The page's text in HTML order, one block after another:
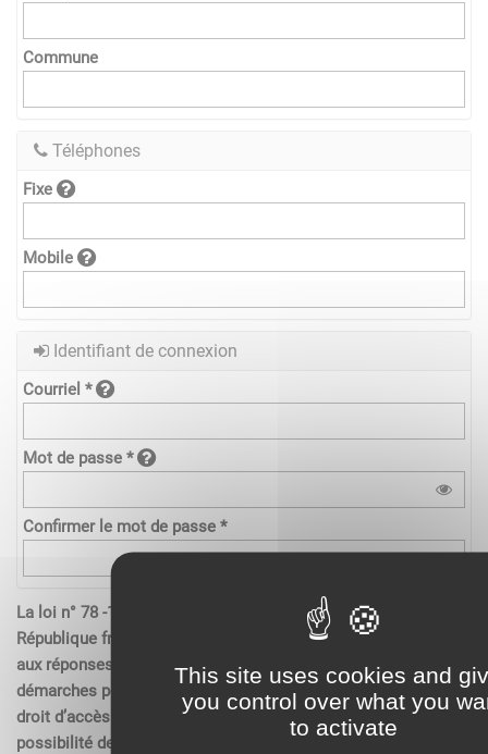
This site uses cookies and
you control over what you
to activate
Commune
Téléphones
Fixe
Mobile
Identifiant de connexion
Courriel *
Mot de passe *
Confirmer le mot de passe *
La loi n° 78 -17 du 6 janvier 1978 relative à l’informatique de la
République française, aux fichiers et aux libertés s’applique
aux réponses contenues dans les demandes effectués sur les
démarches pour les personnes physiques. Elle garantit un
droit d’accès aux données nominatives les concernant et la
possibilité de rectification. Ces droits peuvent être exercés